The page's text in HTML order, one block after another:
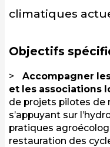
climatiques
Objectifs
Accompagner
et les associations
de projets pilotes de
s’appuyant sur
pratiques
restauration des